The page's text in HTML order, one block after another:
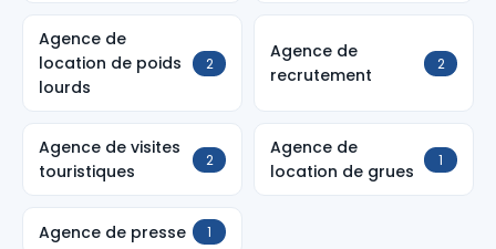
Agence de
location de poids
lourds
2
Agence de
recrutement
2
Agence de visites
touristiques
2
Agence de
location de grues
1
Agence de presse 1